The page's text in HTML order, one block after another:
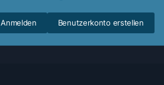
Benutzerkonto erstellen
Anmelden